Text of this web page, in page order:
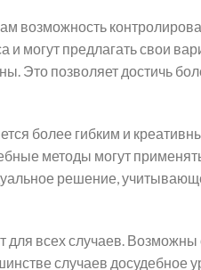
возможность
могут предлагать свои
Это позволяет достичь
более гибким и
методы могут
решение,
всех случаев. Возможны
случаев досудебное